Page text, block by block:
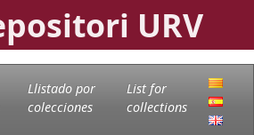
URV
Llistado por
colecciones
List for
collections